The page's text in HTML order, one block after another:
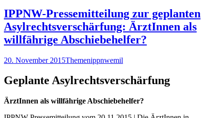
IPPNW-Pressemitteilung zur geplanten
Asylrechtsverschärfung: ÄrztInnen als
willfährige Abschiebehelfer?
20. November 2015Themenippnwemil
Geplante Asylrechtsverschärfung
ÄrztInnen als willfährige Abschiebehelfer?